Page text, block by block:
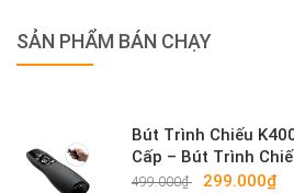
SẢN PHẨM BÁN CHẠY
Bút Trình Chiếu
Cấp – Bút Trình
Sáng Mạnh
499.000₫ 299.000₫